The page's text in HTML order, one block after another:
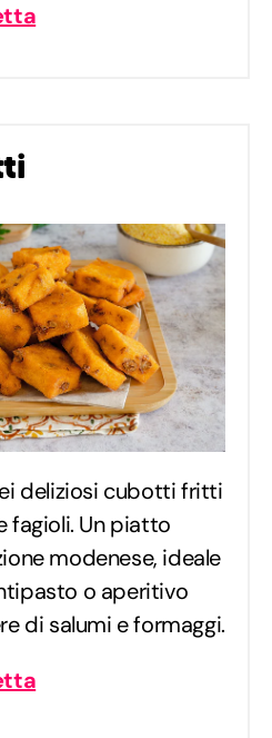
deliziosi cubotti fritti
fagioli. Un piatto
modenese, ideale
o aperitivo
di salumi e formaggi.